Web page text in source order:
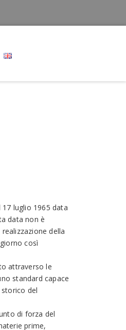
17 luglio 1965 data
data non è
della
così
attraverso le
standard capace
del
di forza del
prime,